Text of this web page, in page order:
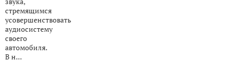
стремящимся
усовершенствовать
аудиосистему
своего
автомобиля.
В н...